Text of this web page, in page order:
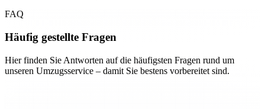
FAQ
Häufig gestellte Fragen
Hier finden Sie Antworten auf die häufigsten Fragen rund um
unseren Umzugsservice – damit Sie bestens vorbereitet sind.